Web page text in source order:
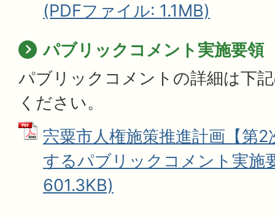
(PDFファイル: 1.1MB)
パブリックコメント実施要領
パブリックコメントの詳細は下
ください。
宍粟市人権施策推進計画【第
するパブリックコメント実施
601.3KB)